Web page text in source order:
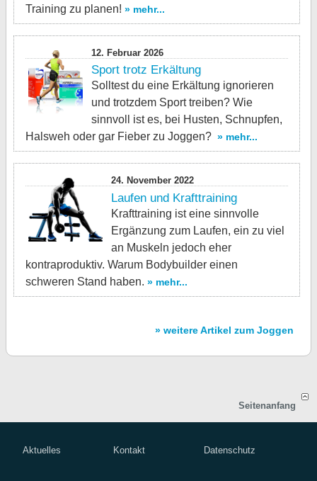
Training zu planen! » mehr...
12. Februar 2026
Sport trotz Erkältung
Solltest du eine Erkältung ignorieren
und trotzdem Sport treiben? Wie
sinnvoll ist es, bei Husten, Schnupfen,
Halsweh oder gar Fieber zu Joggen? » mehr...
24. November 2022
Laufen und Krafttraining
Krafttraining ist eine sinnvolle
Ergänzung zum Laufen, ein zu viel
an Muskeln jedoch eher
kontraproduktiv. Warum Bodybuilder einen
schweren Stand haben. » mehr...
» weitere Artikel zum Joggen
Seitenanfang
Aktuelles Kontakt Datenschutz